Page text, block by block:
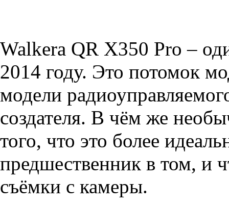
Walkera QR X350 Pro –
2014 году. Это потомок
модели
создателя. В чём же
того, что это более
предшественник в том, и
съёмки с камеры.